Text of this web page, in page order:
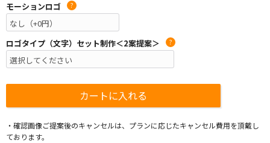
モーションロゴ ?
ロゴタイプ（文字）セット制作＜2案提案＞ ?
・確認画像ご提案後のキャンセルは、プランに応じたキャンセル費用を頂戴し
ております。